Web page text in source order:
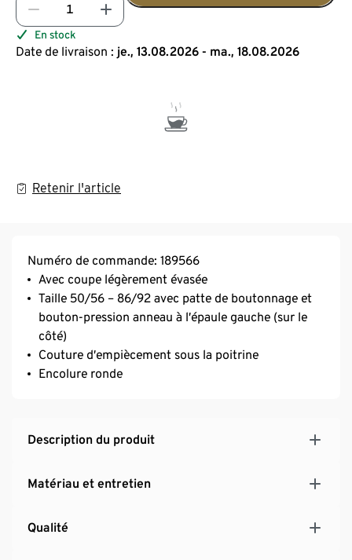
En stock
Date de livraison : je., 13.08.2026 - ma., 18.08.2026
Retenir l'article
Numéro de commande: 189566
Avec coupe légèrement évasée
Taille 50/56 – 86/92 avec patte de boutonnage et
bouton-pression anneau à l’épaule gauche (sur le
côté)
Couture d’empiècement sous la poitrine
Encolure ronde
Description du produit
Matériau et entretien
Qualité